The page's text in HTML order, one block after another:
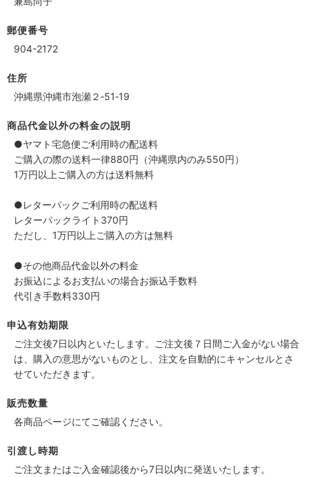
郵便番号
904-2172
住所
沖縄県沖縄市泡瀬２‐51‐19
商品代金以外の料金の説明
●ヤマト宅急便ご利用時の配送料
ご購入の際の送料一律880円（沖縄県内のみ550円）
1万円以上ご購入の方は送料無料
●レターパックご利用時の配送料
レターパックライト370円
ただし、1万円以上ご購入の方は無料
●その他商品代金以外の料金
お振込によるお支払いの場合お振込手数料
代引き手数料330円
申込有効期限
ご注文後7日以内といたします。ご注文後７日間ご入金がない場合
は、購入の意思がないものとし、注文を自動的にキャンセルとさ
せていただきます。
販売数量
各商品ページにてご確認ください。
引渡し時期
ご注文またはご入金確認後から7日以内に発送いたします。